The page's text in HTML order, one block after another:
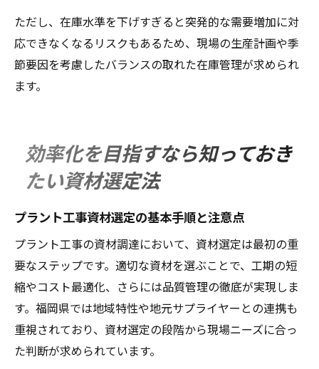
ただし、在庫水準を下げすぎると突発的な需要増加に対
応できなくなるリスクもあるため、現場の生産計画や季
節要因を考慮したバランスの取れた在庫管理が求められ
ます。
効率化を目指すなら知っておき
たい資材選定法
プラント工事資材選定の基本手順と注意点
プラント工事の資材調達において、資材選定は最初の重
要なステップです。適切な資材を選ぶことで、工期の短
縮やコスト最適化、さらには品質管理の徹底が実現しま
す。福岡県では地域特性や地元サプライヤーとの連携も
重視されており、資材選定の段階から現場ニーズに合っ
た判断が求められています。